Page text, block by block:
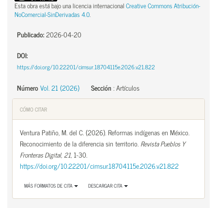
Esta obra está bajo una licencia internacionalCreative Commons Atribución-
NoComercial-SinDerivadas 4.0.
Publicado:2026-04-20
DOI:
https://doi.org/10.22201/cimsur.18704115e.2026.v21.822
NúmeroVol. 21 (2026) Sección :Artículos
CÓMO CITAR
Ventura Patiño, M. del C. (2026). Reformas indígenas en México.
Reconocimiento de la diferencia sin territorio. Revista Pueblos Y
Fronteras Digital,21, 1-30.
https://doi.org/10.22201/cimsur.18704115e.2026.v21.822
MÁS FORMATOS DE CITA DESCARGAR CITA